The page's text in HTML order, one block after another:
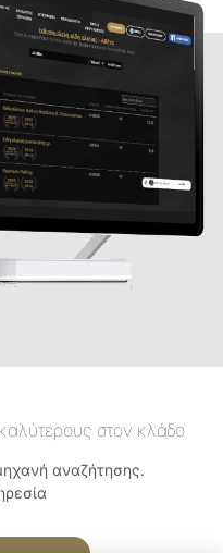
στον κλάδο
αναζήτησης.